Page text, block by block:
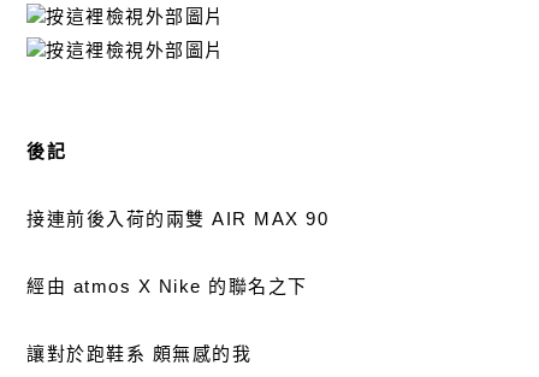
後記
接連前後入荷的兩雙 AIR MAX 90
經由 atmos X Nike 的聯名之下
讓對於跑鞋系 頗無感的我